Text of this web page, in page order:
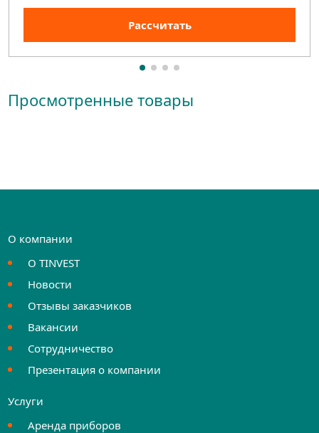
Рассчитать
Просмотренные товары
О компании
О TINVEST
Новости
Отзывы заказчиков
Вакансии
Сотрудничество
Презентация о компании
Услуги
Аренда приборов